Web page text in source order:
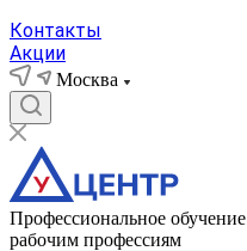
Контакты
Акции
Москва
Профессиональное обучение
рабочим профессиям